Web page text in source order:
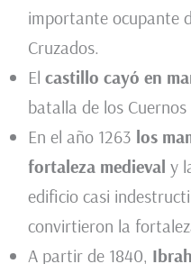
importante ocupante
Cruzados.
El castillo cayó en
batalla de los
En el año 1263 los
fortaleza medieval y
edificio casi
convirtieron la
A partir de 1840,